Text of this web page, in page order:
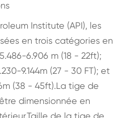
Institute (API), les
en trois catégories en
6.906 m (18 - 22ft);
9.144m (27 - 30 FT); et
(38 - 45ft).La tige de
dimensionnée en
de la tige de